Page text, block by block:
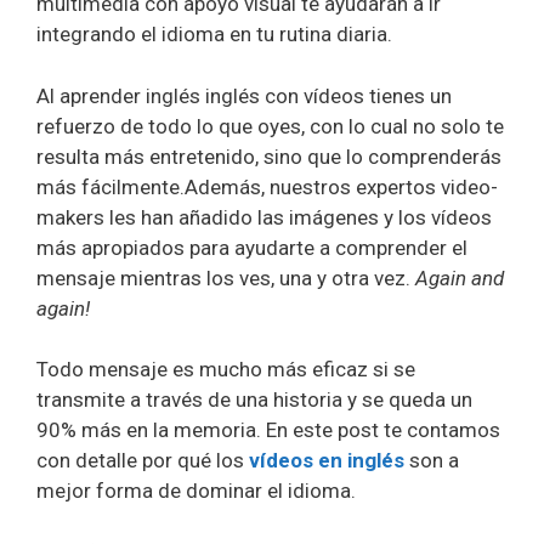
integrando el idioma en tu rutina diaria.
Al aprender inglés inglés con vídeos tienes un
refuerzo de todo lo que oyes, con lo cual no solo te
resulta más entretenido, sino que lo comprenderás
más fácilmente.Además, nuestros expertos video-
makers les han añadido las imágenes y los vídeos
más apropiados para ayudarte a comprender el
mensaje mientras los ves, una y otra vez. Again and
again!
Todo mensaje es mucho más eficaz si se
transmite a través de una historia y se queda un
90% más en la memoria. En este post te contamos
con detalle por qué los vídeos en inglés son a
mejor forma de dominar el idioma.